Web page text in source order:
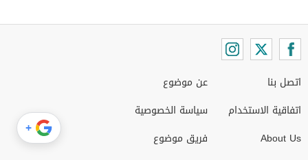
اتصل بنا
اتفاقية الاستخدام
About Us
عن موضوع
سياسة الخصوصية
فريق موضوع
+